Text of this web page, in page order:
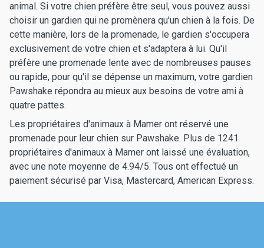
animal. Si votre chien préfère être seul, vous pouvez aussi
choisir un gardien qui ne promènera qu'un chien à la fois. De
cette manière, lors de la promenade, le gardien s'occupera
exclusivement de votre chien et s'adaptera à lui. Qu'il
préfère une promenade lente avec de nombreuses pauses
ou rapide, pour qu'il se dépense un maximum, votre gardien
Pawshake répondra au mieux aux besoins de votre ami à
quatre pattes.
Les propriétaires d'animaux à Mamer ont réservé une
promenade pour leur chien sur Pawshake. Plus de 1241
propriétaires d'animaux à Mamer ont laissé une évaluation,
avec une note moyenne de 4.94/5. Tous ont effectué un
paiement sécurisé par Visa, Mastercard, American Express.